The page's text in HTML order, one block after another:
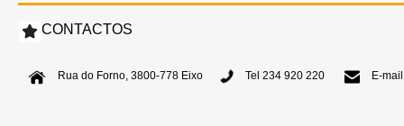
CONTACTOS
Rua do Forno, 3800-778 Eixo Tel 234 920 220 E-